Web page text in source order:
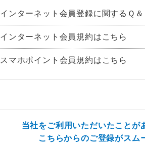
インターネット会員登録に関するＱ
インターネット会員規約はこちら
スマホポイント会員規約はこちら
当社をご利用いただいたことが
こちらからのご登録がスム